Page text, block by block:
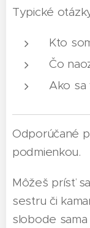
Typické
Kto
Čo
Ako sa
Odporúčané
podmienkou.
Môžeš prísť
sestru či
slobode